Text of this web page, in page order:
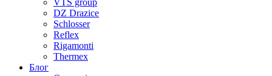
VTS group
DZ Drazice
Schlosser
Reflex
Rigamonti
Thermex
Блог